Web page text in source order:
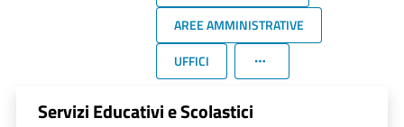
AREE AMMINISTRATIVE
UFFICI
Servizi Educativi e Scolastici